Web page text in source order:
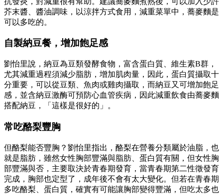
芥末醬、醬油調味，以涼拌方式食用，減重菜單中，蕎麥麵是
可以多吃的。
自製納豆餐，增加飽足感
劉怡里說，納豆為豆類發酵食物，富含蛋白質、維生素B群，
尤其減重過程須減少脂肪，增加肌肉量，因此，蛋白質攝取十
分重要，可以從豆類、魚肉或雞肉攝取，而納豆又可增加飽足
感，並含納豆激酶可預防心血管疾病，因此減重飲食由蕎麥麵
搭配納豆，「這樣是很好的」。
常吃酪梨豐胸
但酪梨能否豐胸？劉怡里指出，酪梨在營養分類屬於油脂，也
就是脂肪，雖然女性胸部豐滿與脂肪、蛋白質有關，但女性胸
部豐滿與否，主要取決於青春期發育，當青春期第二性徵發育
完成，胸部也定型了，成年後不會有太大變化。但若在青春期
多吃酪梨、蛋白質，確實有可能讓胸部變得豐滿，但吃太多也